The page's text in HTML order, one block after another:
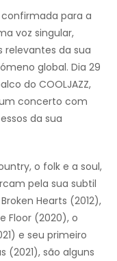
para a
voz singular,
relevantes da sua
global. Dia 29
do COOLJAZZ,
concerto com
da sua
o folk e a soul,
pela sua subtil
Hearts (2012),
Floor (2020), o
e seu primeiro
(2021), são alguns